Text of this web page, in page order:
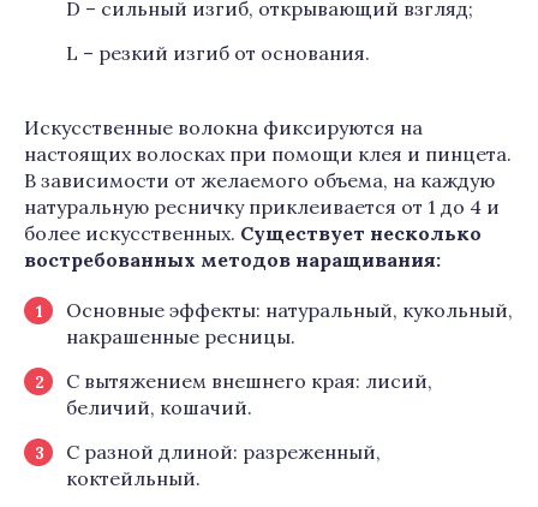
D – сильный изгиб, открывающий взгляд;
L – резкий изгиб от основания.
Искусственные волокна фиксируются на
настоящих волосках при помощи клея и пинцета.
В зависимости от желаемого объема, на каждую
натуральную ресничку приклеивается от 1 до 4 и
более искусственных. Существует несколько
востребованных методов наращивания:
Основные эффекты: натуральный, кукольный,
накрашенные ресницы.
С вытяжением внешнего края: лисий,
беличий, кошачий.
С разной длиной: разреженный,
коктейльный.